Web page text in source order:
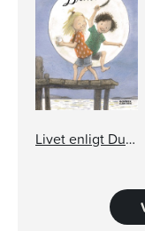
Livet enligt Dunne